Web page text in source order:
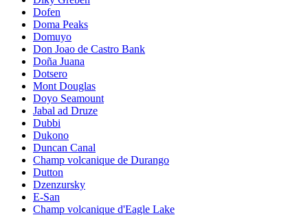
Dofen
Doma Peaks
Domuyo
Don Joao de Castro Bank
Doña Juana
Dotsero
Mont Douglas
Doyo Seamount
Jabal ad Druze
Dubbi
Dukono
Duncan Canal
Champ volcanique de Durango
Dutton
Dzenzursky
E-San
Champ volcanique d'Eagle Lake